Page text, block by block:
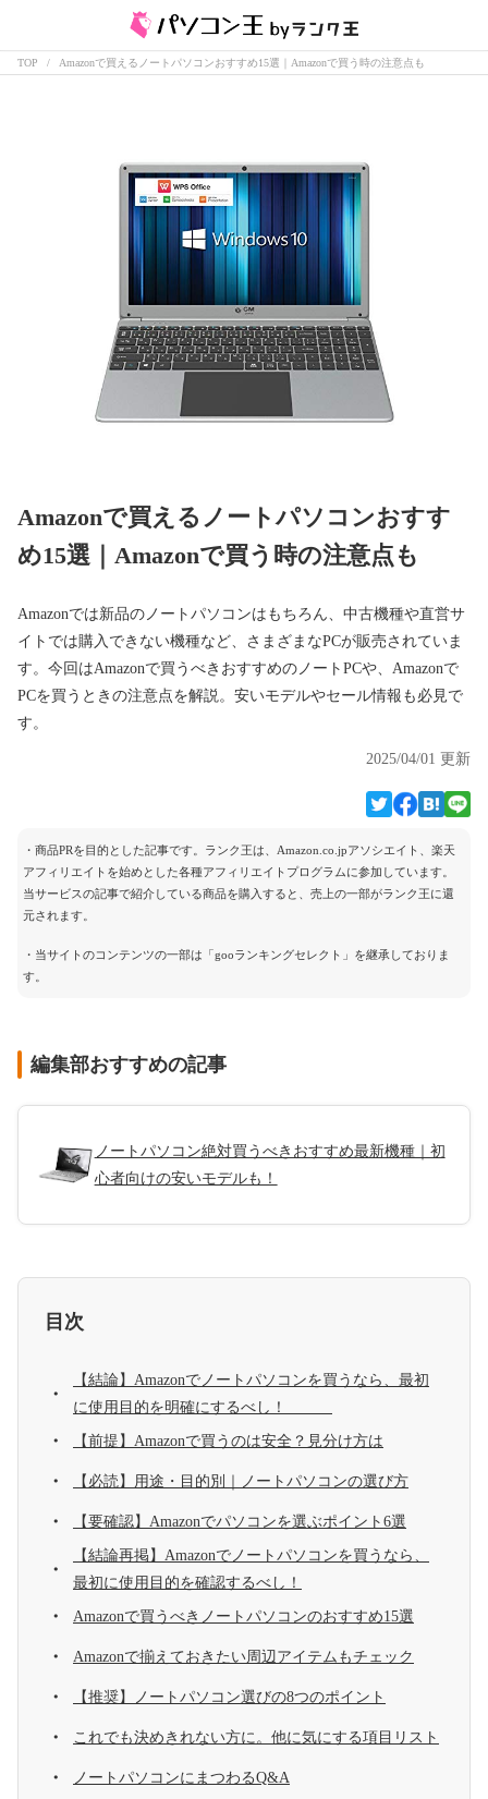
TOP Amazonで買えるノートパソコンおすすめ15選｜Amazonで買う時の注意点も
Amazonで買えるノートパソコンおすす
め15選｜Amazonで買う時の注意点も
Amazonでは新品のノートパソコンはもちろん、中古機種や直営サ
イトでは購入できない機種など、さまざまなPCが販売されていま
す。今回はAmazonで買うべきおすすめのノートPCや、Amazonで
PCを買うときの注意点を解説。安いモデルやセール情報も必見で
す。
2025/04/01 更新
・商品PRを目的とした記事です。ランク王は、Amazon.co.jpアソシエイト、楽天
アフィリエイトを始めとした各種アフィリエイトプログラムに参加しています。
当サービスの記事で紹介している商品を購入すると、売上の一部がランク王に還
元されます。
・当サイトのコンテンツの一部は「gooランキングセレクト」を継承しておりま
す。
編集部おすすめの記事
ノートパソコン絶対買うべきおすすめ最新機種｜初
心者向けの安いモデルも！
目次
【結論】Amazonでノートパソコンを買うなら、最初
に使用目的を明確にするべし！
【前提】Amazonで買うのは安全？見分け方は
【必読】用途・目的別｜ノートパソコンの選び方
【要確認】Amazonでパソコンを選ぶポイント6選
【結論再掲】Amazonでノートパソコンを買うなら、
最初に使用目的を確認するべし！
Amazonで買うべきノートパソコンのおすすめ15選
Amazonで揃えておきたい周辺アイテムもチェック
【推奨】ノートパソコン選びの8つのポイント
これでも決めきれない方に。他に気にする項目リスト
ノートパソコンにまつわるQ&A